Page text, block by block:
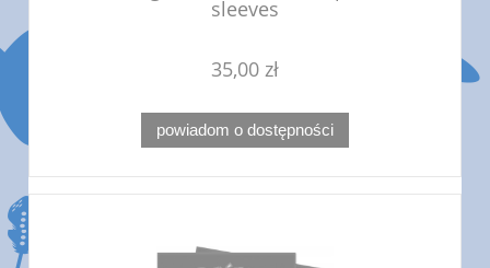
sleeves
35,00 zł
powiadom o dostępności